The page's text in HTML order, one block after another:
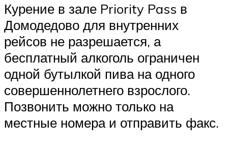
Курение в зале Priority Pass в
Домодедово для внутренних
рейсов не разрешается, а
бесплатный алкоголь ограничен
одной бутылкой пива на одного
совершеннолетнего взрослого.
Позвонить можно только на
местные номера и отправить факс.